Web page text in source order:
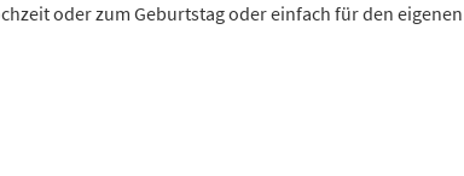
oder zum Geburtstag oder einfach für den